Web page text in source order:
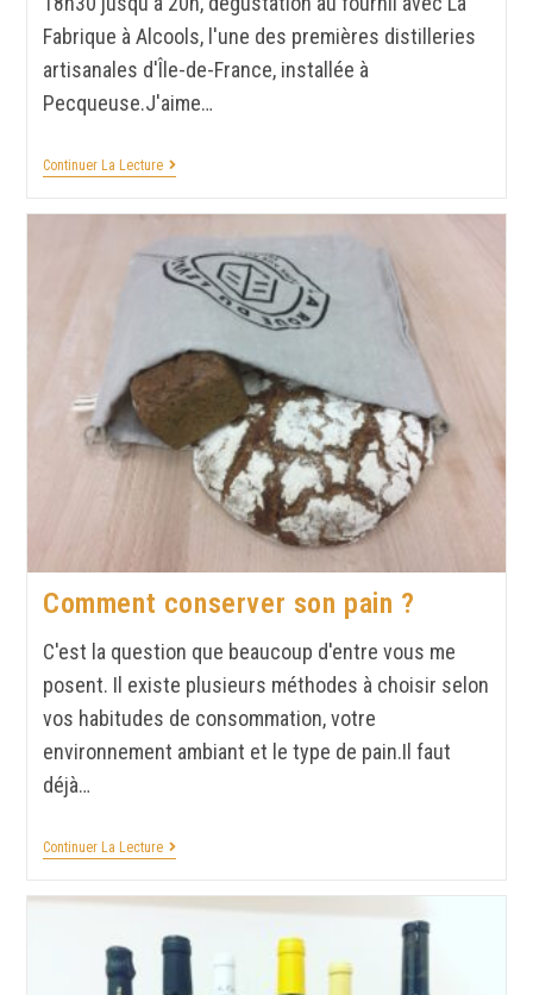
Fabrique à Alcools, l'une des premières distilleries
artisanales d'Île-de-France, installée à
Pecqueuse.J'aime…
Continuer La Lecture
Comment conserver son pain ?
C'est la question que beaucoup d'entre vous me
posent. Il existe plusieurs méthodes à choisir selon
vos habitudes de consommation, votre
environnement ambiant et le type de pain.Il faut
déjà…
Continuer La Lecture